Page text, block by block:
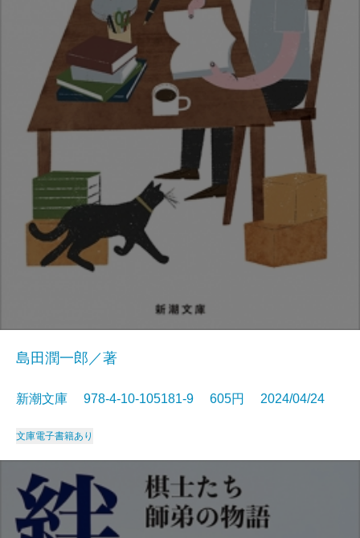
島田潤一郎／著
新潮文庫 978-4-10-105181-9 605円 2024/04/24
文庫電子書籍あり